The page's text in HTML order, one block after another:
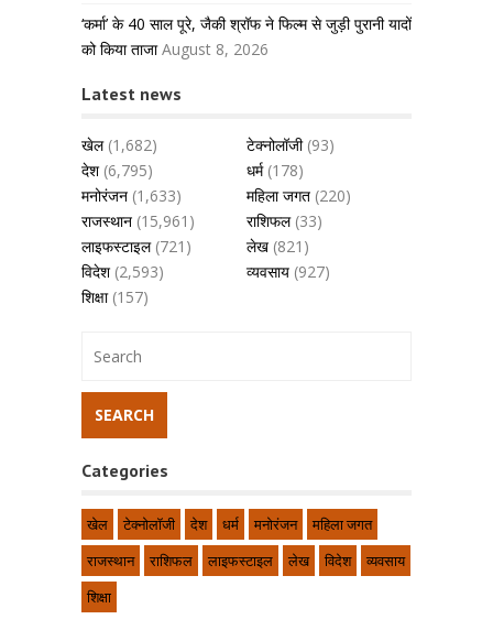
‘कर्मा’ के 40 साल पूरे, जैकी श्रॉफ ने फिल्म से जुड़ी पुरानी यादों
को किया ताजा August 8, 2026
Latest news
खेल(1,682) टेक्नोलॉजी(93)
देश(6,795) धर्म(178)
मनोरंजन (1,633) महिला जगत (220)
राजस्थान (15,961) राशिफल(33)
लाइफस्टाइल(721) लेख (821)
विदेश(2,593) व्यवसाय (927)
शिक्षा(157)
Categories
खेल टेक्नोलॉजी देश धर्म मनोरंजन
महिला जगत
राजस्थान
राशिफल लाइफस्टाइल लेख विदेश
व्यवसाय
शिक्षा